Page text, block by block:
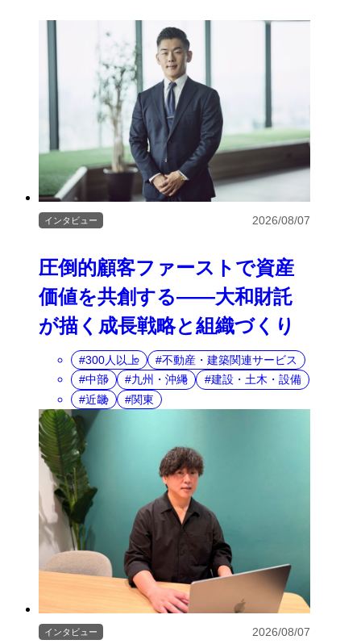
圧倒的顧客ファーストで資産
価値を共創する――大和財託
が描く成長戦略と組織づくり
インタビュー 2026/08/07
300人以上
不動産・建築関連サービス
中部
九州・沖縄
建設・土木・設備
近畿
関東
インタビュー 2026/08/07